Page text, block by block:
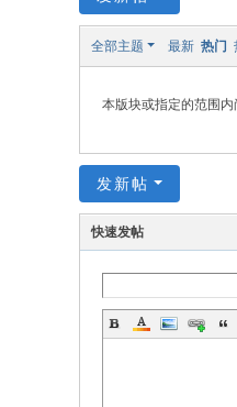
全部主题 最新 热门
本版块或指定的范围内
发新帖
快速发帖